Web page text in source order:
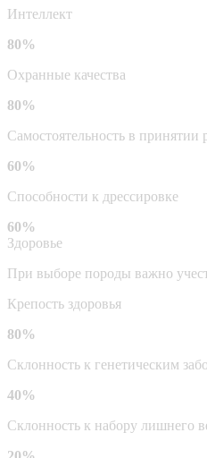
Интеллект
80%
Охранные качества
80%
Самостоятельность в принятии
60%
Способности к дрессировке
60%
Здоровье
При выборе породы важно
Крепость здоровья
80%
Склонность к генетическим
40%
Склонность к набору лишнего